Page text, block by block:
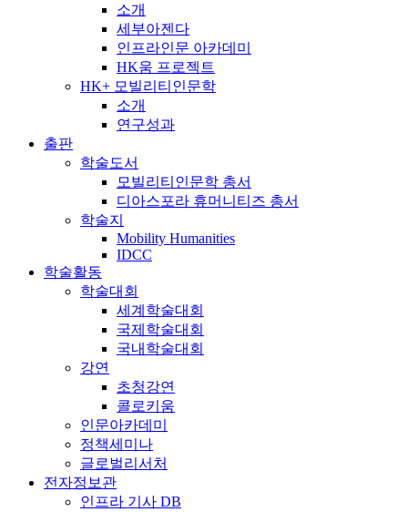
소개
세부아젠다
인프라인문 아카데미
HK움 프로젝트
HK+ 모빌리티인문학
소개
연구성과
출판
학술도서
모빌리티인문학 총서
디아스포라 휴머니티즈 총서
학술지
Mobility Humanities
IDCC
학술활동
학술대회
세계학술대회
국제학술대회
국내학술대회
강연
초청강연
콜로키움
인문아카데미
정책세미나
글로벌리서처
전자정보관
인프라 기사 DB